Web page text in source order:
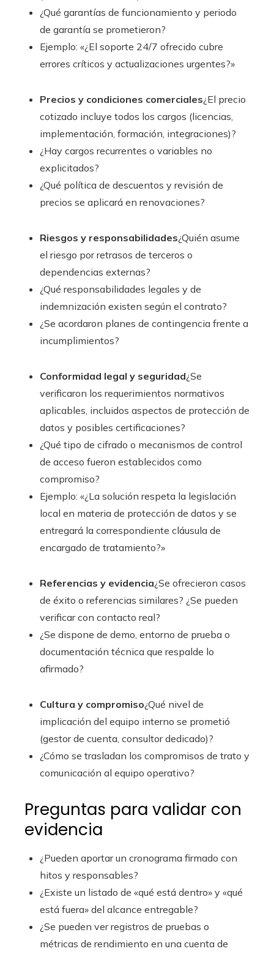
¿Qué garantías de funcionamiento y periodo
de garantía se prometieron?
Ejemplo: «¿El soporte 24/7 ofrecido cubre
errores críticos y actualizaciones urgentes?»
Precios y condiciones comerciales¿El precio
cotizado incluye todos los cargos (licencias,
implementación, formación, integraciones)?
¿Hay cargos recurrentes o variables no
explicitados?
¿Qué política de descuentos y revisión de
precios se aplicará en renovaciones?
Riesgos y responsabilidades¿Quién asume
el riesgo por retrasos de terceros o
dependencias externas?
¿Qué responsabilidades legales y de
indemnización existen según el contrato?
¿Se acordaron planes de contingencia frente a
incumplimientos?
Conformidad legal y seguridad¿Se
verificaron los requerimientos normativos
aplicables, incluidos aspectos de protección de
datos y posibles certificaciones?
¿Qué tipo de cifrado o mecanismos de control
de acceso fueron establecidos como
compromiso?
Ejemplo: «¿La solución respeta la legislación
local en materia de protección de datos y se
entregará la correspondiente cláusula de
encargado de tratamiento?»
Referencias y evidencia¿Se ofrecieron casos
de éxito o referencias similares? ¿Se pueden
verificar con contacto real?
¿Se dispone de demo, entorno de prueba o
documentación técnica que respalde lo
afirmado?
Cultura y compromiso¿Qué nivel de
implicación del equipo interno se prometió
(gestor de cuenta, consultor dedicado)?
¿Cómo se trasladan los compromisos de trato y
comunicación al equipo operativo?
Preguntas para validar con
evidencia
¿Pueden aportar un cronograma firmado con
hitos y responsables?
¿Existe un listado de «qué está dentro» y «qué
está fuera» del alcance entregable?
¿Se pueden ver registros de pruebas o
métricas de rendimiento en una cuenta de